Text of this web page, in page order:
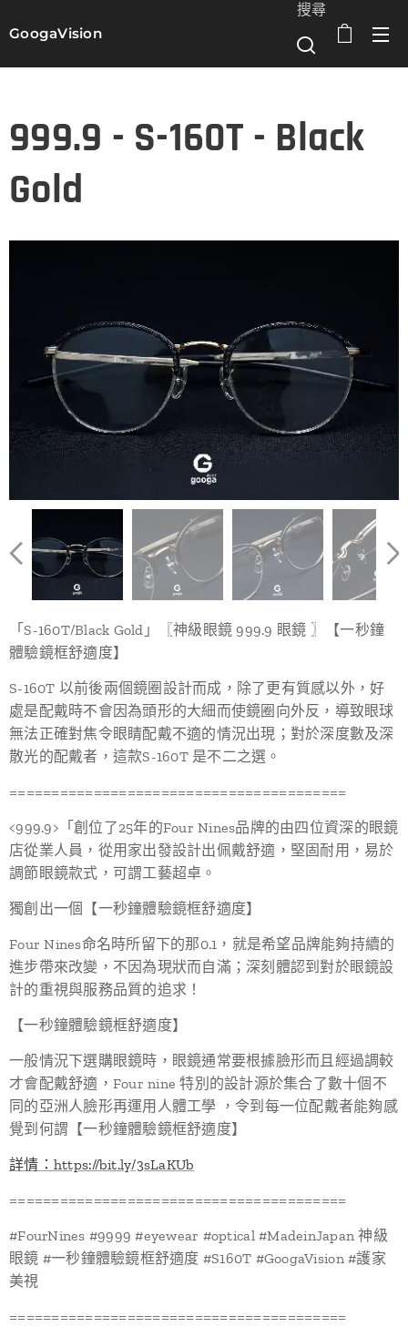
GoogaVision
搜尋
999.9 - S-160T - Black
Gold
「S-160T/Black Gold」〖神級眼鏡 999.9 眼鏡 〗【一秒鐘
體驗鏡框舒適度】
S-160T 以前後兩個鏡圈設計而成，除了更有質感以外，好
處是配戴時不會因為頭形的大細而使鏡圈向外反，導致眼球
無法正確對焦令眼睛配戴不適的情況出現；對於深度數及深
散光的配戴者，這款S-160T 是不二之選。
========================================
<999.9>「創位了25年的Four Nines品牌的由四位資深的眼鏡
店從業人員，從用家出發設計出佩戴舒適，堅固耐用，易於
調節眼鏡款式，可謂工藝超卓。
獨創出一個【一秒鐘體驗鏡框舒適度】
Four Nines命名時所留下的那0.1，就是希望品牌能夠持續的
進步帶來改變，不因為現狀而自滿；深刻體認到對於眼鏡設
計的重視與服務品質的追求！
【一秒鐘體驗鏡框舒適度】
一般情況下選購眼鏡時，眼鏡通常要根據臉形而且經過調較
才會配戴舒適，Four nine 特別的設計源於集合了數十個不
同的亞洲人臉形再運用人體工學 ，令到每一位配戴者能夠感
覺到何謂【一秒鐘體驗鏡框舒適度】
詳情：https://bit.ly/3sLaKUb
========================================
#FourNines #9999 #eyewear #optical #MadeinJapan 神級
眼鏡 #一秒鐘體驗鏡框舒適度 #S160T #GoogaVision #護家
美視
========================================